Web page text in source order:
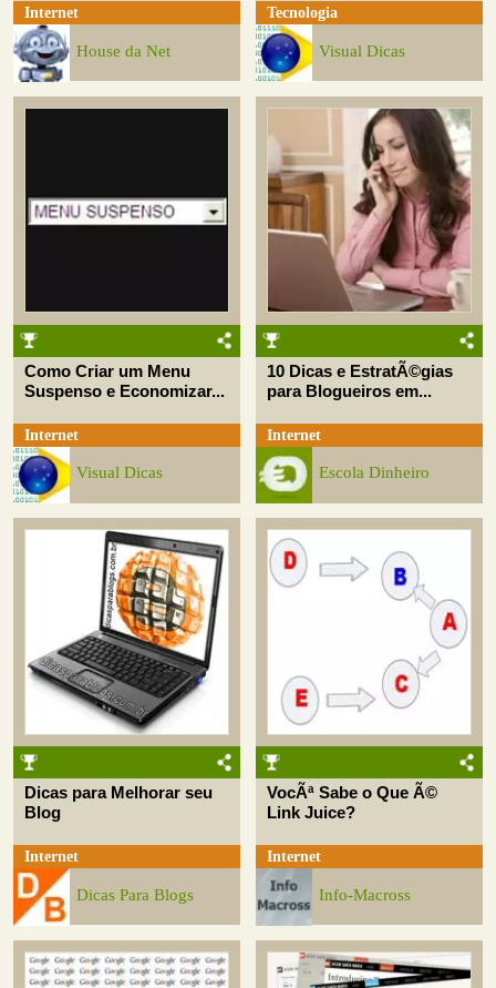
Internet
House da Net
Tecnologia
Visual Dicas
Como Criar um Menu
Suspenso e Economizar...
Internet
Visual Dicas
10 Dicas e EstratÃ©gias
para Blogueiros em...
Internet
Escola Dinheiro
Dicas para Melhorar seu
Blog
Internet
Dicas Para Blogs
VocÃª Sabe o Que Ã©
Link Juice?
Internet
Info-Macross